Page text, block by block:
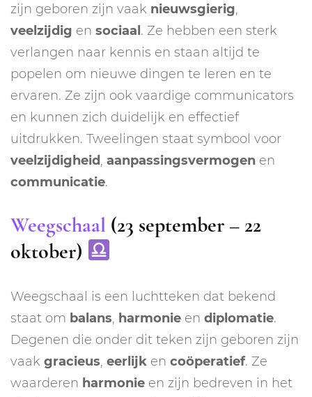
zijn geboren zijn vaak nieuwsgierig,
veelzijdig en sociaal . Ze hebben een sterk
verlangen naar kennis en staan altijd te
popelen om nieuwe dingen te leren en te
ervaren. Ze zijn ook vaardige communicators
en kunnen zich duidelijk en effectief
uitdrukken. Tweelingen staat symbool voor
veelzijdigheid, aanpassingsvermogen en
communicatie.
Weegschaal (23 september – 22
oktober)
Weegschaal is een luchtteken dat bekend
staat om balans, harmonie en diplomatie.
Degenen die onder dit teken zijn geboren zijn
vaak gracieus, eerlijk en coöperatief. Ze
waarderen harmonie en zijn bedreven in het